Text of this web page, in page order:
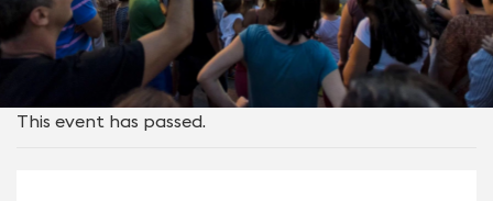
This event has passed.